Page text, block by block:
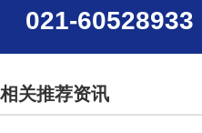
021-60528933
相关推荐资讯